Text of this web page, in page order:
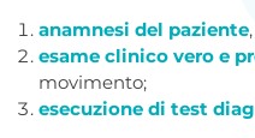
anamnesi del paziente
esame clinico vero e
movimento;
esecuzione di test